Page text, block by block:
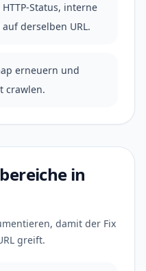
Status, interne
derselben URL.
erneuern und
crawlen.
in
damit der Fix
greift.